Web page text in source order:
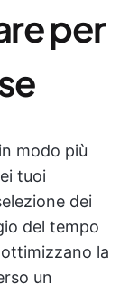
per
modo più
tuoi
dei
del tempo
la
un